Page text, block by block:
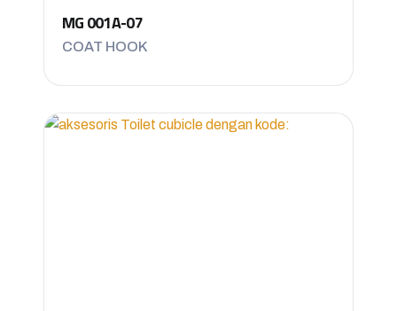
MG 001A-07
COAT HOOK